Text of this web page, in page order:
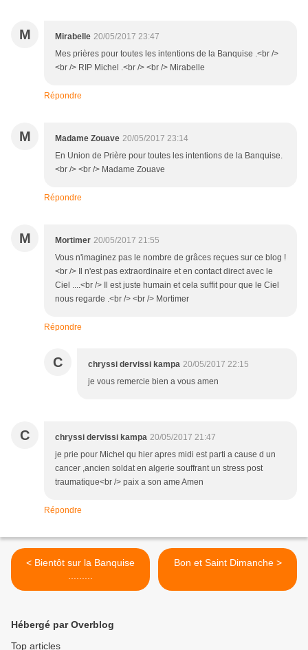
M Mirabelle 20/05/2017 23:47
Mes prières pour toutes les intentions de la Banquise .<br />
<br /> RIP Michel .<br /> <br /> Mirabelle
Répondre
M Madame Zouave 20/05/2017 23:14
En Union de Prière pour toutes les intentions de la Banquise.
<br /> <br /> Madame Zouave
Répondre
M Mortimer 20/05/2017 21:55
Vous n'imaginez pas le nombre de grâces reçues sur ce blog !
<br /> Il n'est pas extraordinaire et en contact direct avec le
Ciel ....<br /> Il est juste humain et cela suffit pour que le Ciel
nous regarde .<br /> <br /> Mortimer
Répondre
C chryssi dervissi kampa 20/05/2017 22:15
je vous remercie bien a vous amen
C chryssi dervissi kampa 20/05/2017 21:47
je prie pour Michel qu hier apres midi est parti a cause d un
cancer ,ancien soldat en algerie souffrant un stress post
traumatique<br /> paix a son ame Amen
Répondre
< Bientôt sur la Banquise
Bon et Saint Dimanche >
Hébergé par Overblog
Top articles